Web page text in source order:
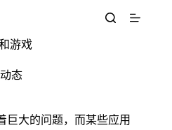
游戏
态
巨大的问题，而某些应用